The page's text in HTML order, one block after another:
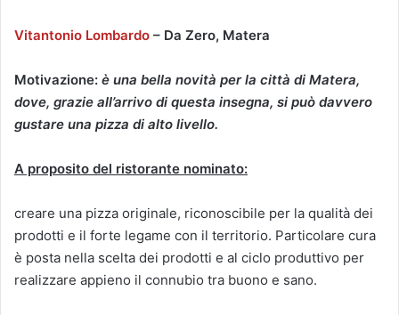
Vitantonio Lombardo – Da Zero, Matera
Motivazione: è una bella novità per la città di Matera,
dove, grazie all’arrivo di questa insegna, si può davvero
gustare una pizza di alto livello.
A proposito del ristorante nominato:
creare una pizza originale, riconoscibile per la qualità dei
prodotti e il forte legame con il territorio. Particolare cura
è posta nella scelta dei prodotti e al ciclo produttivo per
realizzare appieno il connubio tra buono e sano.